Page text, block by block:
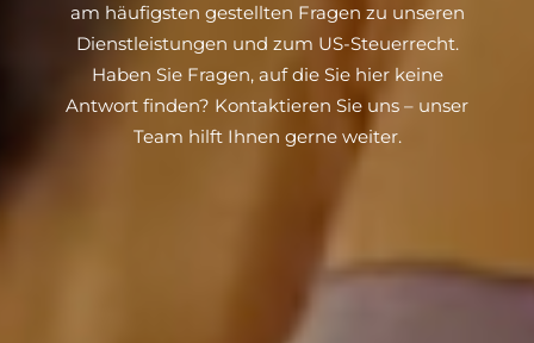
am häufigsten gestellten Fragen zu unseren
Dienstleistungen und zum US-Steuerrecht.
Haben Sie Fragen, auf die Sie hier keine
Antwort finden? Kontaktieren Sie uns – unser
Team hilft Ihnen gerne weiter.